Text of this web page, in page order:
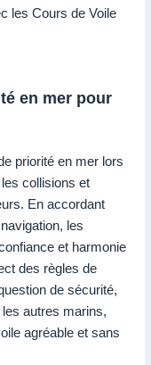
les Cours de Voile
en mer pour
priorité en mer lors
collisions et
En accordant
les
et harmonie
des règles de
de sécurité,
autres marins,
agréable et sans